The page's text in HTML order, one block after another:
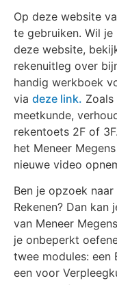
Op deze website
te gebruiken. Wil
deze website,
rekenuitleg over
handig werkboek
via deze link.
meetkunde,
rekentoets 2F of
het Meneer
nieuwe video
Ben je opzoek
Rekenen? Dan
van Meneer
je onbeperkt
twee modules: een
een voor